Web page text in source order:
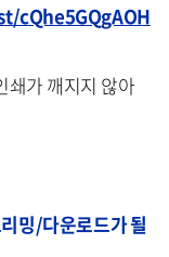
쇄가 깨지지 않아
밍/다운로드가 될